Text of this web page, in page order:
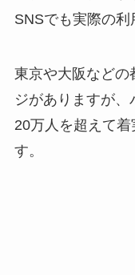
SNSでも実際の利
東京や大阪などの
ジがありますが
20万人を超えて
す。